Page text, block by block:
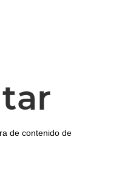
de contenido de